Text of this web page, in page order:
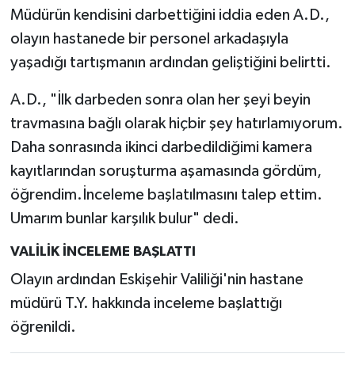
Müdürün kendisini darbettiğini iddia eden A.D.,
olayın hastanede bir personel arkadaşıyla
yaşadığı tartışmanın ardından geliştiğini belirtti.
A.D., "İlk darbeden sonra olan her şeyi beyin
travmasına bağlı olarak hiçbir şey hatırlamıyorum.
Daha sonrasında ikinci darbedildiğimi kamera
kayıtlarından soruşturma aşamasında gördüm,
öğrendim.İnceleme başlatılmasını talep ettim.
Umarım bunlar karşılık bulur" dedi.
VALİLİK İNCELEME BAŞLATTI
Olayın ardından Eskişehir Valiliği'nin hastane
müdürü T.Y. hakkında inceleme başlattığı
öğrenildi.